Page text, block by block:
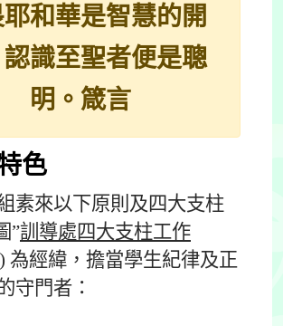
和華是智慧的開
識至聖者便是聰
明。箴言
色
素來以下原則及四大支柱
”訓導處四大支柱工作
) 為經緯，擔當學生紀律及正
守門者：